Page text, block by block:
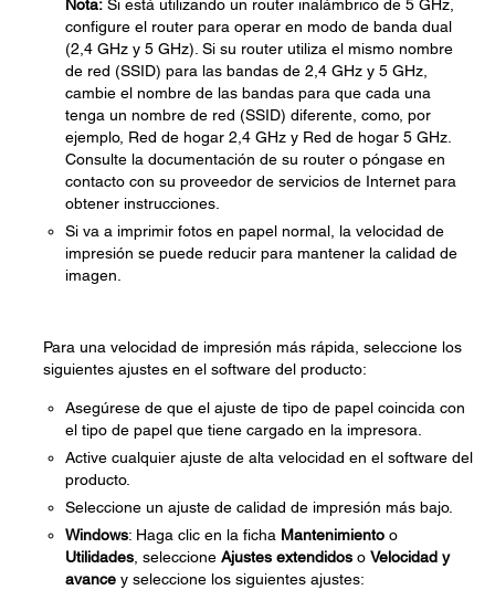
Nota: Si está utilizando un router inalámbrico de 5 GHz,
configure el router para operar en modo de banda dual
(2,4 GHz y 5 GHz). Si su router utiliza el mismo nombre
de red (SSID) para las bandas de 2,4 GHz y 5 GHz,
cambie el nombre de las bandas para que cada una
tenga un nombre de red (SSID) diferente, como, por
ejemplo, Red de hogar 2,4 GHz y Red de hogar 5 GHz.
Consulte la documentación de su router o póngase en
contacto con su proveedor de servicios de Internet para
obtener instrucciones.
Si va a imprimir fotos en papel normal, la velocidad de
impresión se puede reducir para mantener la calidad de
imagen.
Para una velocidad de impresión más rápida, seleccione los
siguientes ajustes en el software del producto:
Asegúrese de que el ajuste de tipo de papel coincida con
el tipo de papel que tiene cargado en la impresora.
Active cualquier ajuste de alta velocidad en el software del
producto.
Seleccione un ajuste de calidad de impresión más bajo.
Windows: Haga clic en la ficha Mantenimiento o
Utilidades , seleccione Ajustes extendidos o Velocidad y
avance y seleccione los siguientes ajustes: